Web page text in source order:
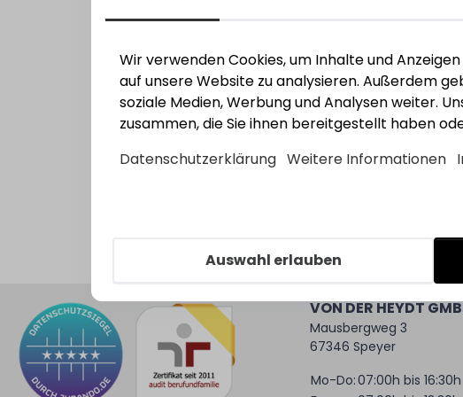
Noch
Jetzt
VON DER HEYDT
Mausbergweg 3
67346 Speyer
Mo-Do:07:00h bis 16:30h
Wir verwenden Cookies, um Inhalte und
auf unsere Website zu analysieren. Außerdem
soziale Medien, Werbung und Analysen weiter.
zusammen, die Sie ihnen bereitgestellt haben
Datenschutzerklärung Weitere Informationen
Auswahl erlauben